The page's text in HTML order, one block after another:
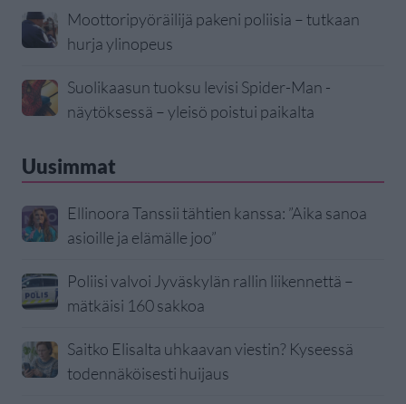
Moottoripyöräilijä pakeni poliisia – tutkaan
hurja ylinopeus
Suolikaasun tuoksu levisi Spider-Man -
näytöksessä – yleisö poistui paikalta
Uusimmat
Ellinoora Tanssii tähtien kanssa: ”Aika sanoa
asioille ja elämälle joo”
Poliisi valvoi Jyväskylän rallin liikennettä –
mätkäisi 160 sakkoa
Saitko Elisalta uhkaavan viestin? Kyseessä
todennäköisesti huijaus